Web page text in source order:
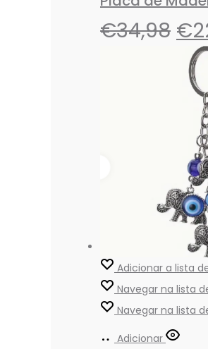
€34,98 €
Adicionar a lista
Navegar na lista
Navegar na lista
Adicionar